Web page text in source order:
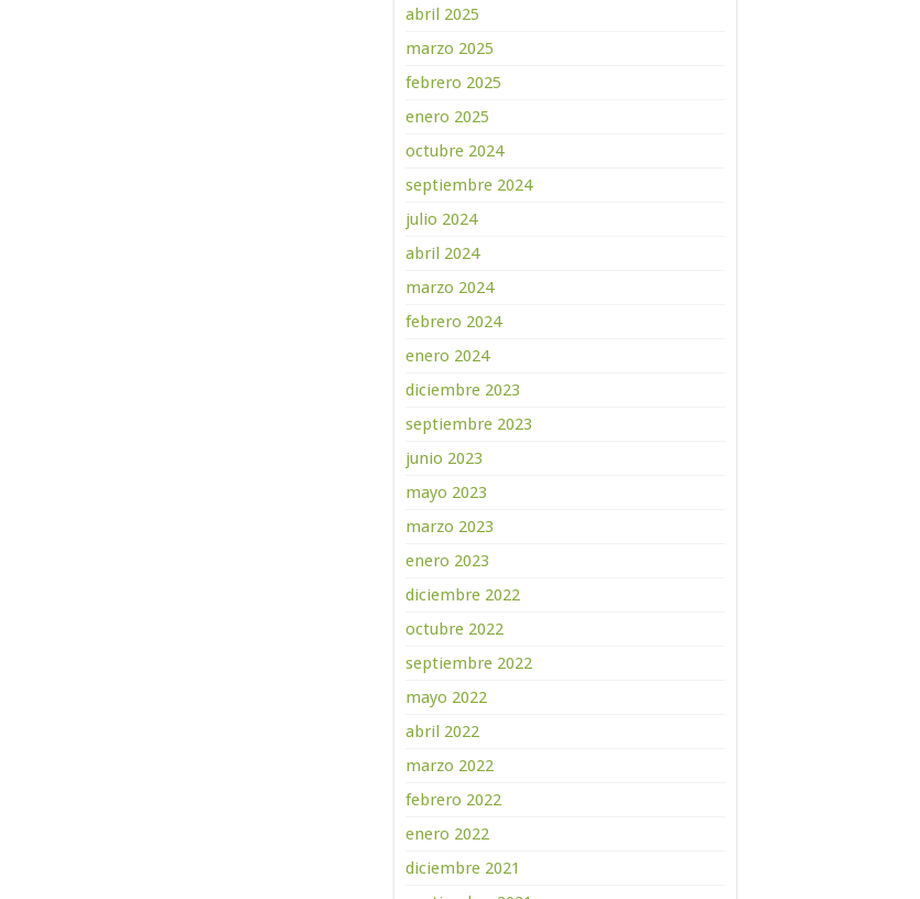
abril 2025
marzo 2025
febrero 2025
enero 2025
octubre 2024
septiembre 2024
julio 2024
abril 2024
marzo 2024
febrero 2024
enero 2024
diciembre 2023
septiembre 2023
junio 2023
mayo 2023
marzo 2023
enero 2023
diciembre 2022
octubre 2022
septiembre 2022
mayo 2022
abril 2022
marzo 2022
febrero 2022
enero 2022
diciembre 2021